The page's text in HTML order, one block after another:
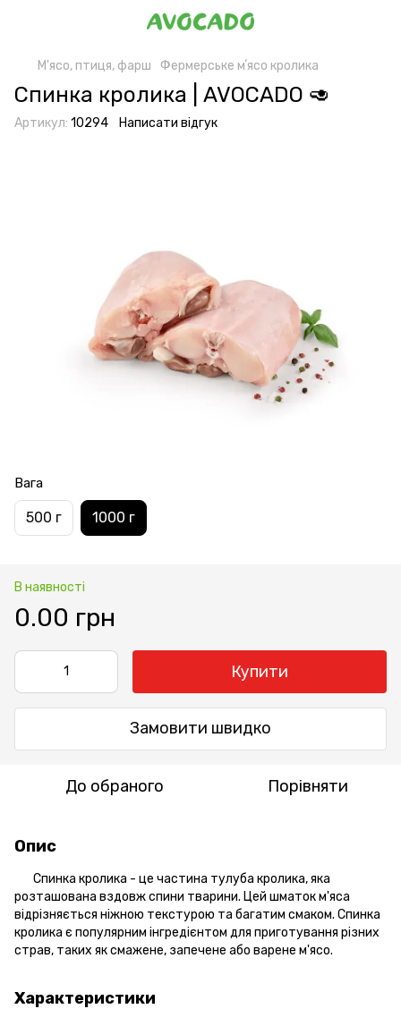
М'ясо, птиця, фарш Фермерське мʼясо кролика
Спинка кролика | AVOCADO 🥑
Артикул: 10294 Написати відгук
Вага
500 г 1000 г
В наявності
0.00 грн
Купити
Замовити швидко
До обраного Порівняти
Опис
Спинка кролика - це частина тулуба кролика, яка
розташована вздовж спини тварини. Цей шматок м'яса
відрізняється ніжною текстурою та багатим смаком. Спинка
кролика є популярним інгредієнтом для приготування різних
страв, таких як смажене, запечене або варене м'ясо.
Характеристики